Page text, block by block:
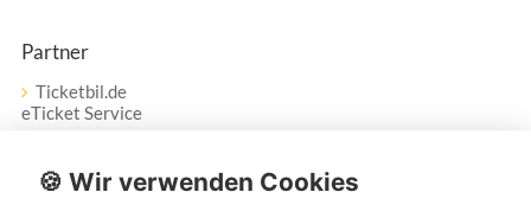
Partner
Ticketbil.de
eTicket Service
Vertrag widerrufen
🍪 Wir verwenden Cookies